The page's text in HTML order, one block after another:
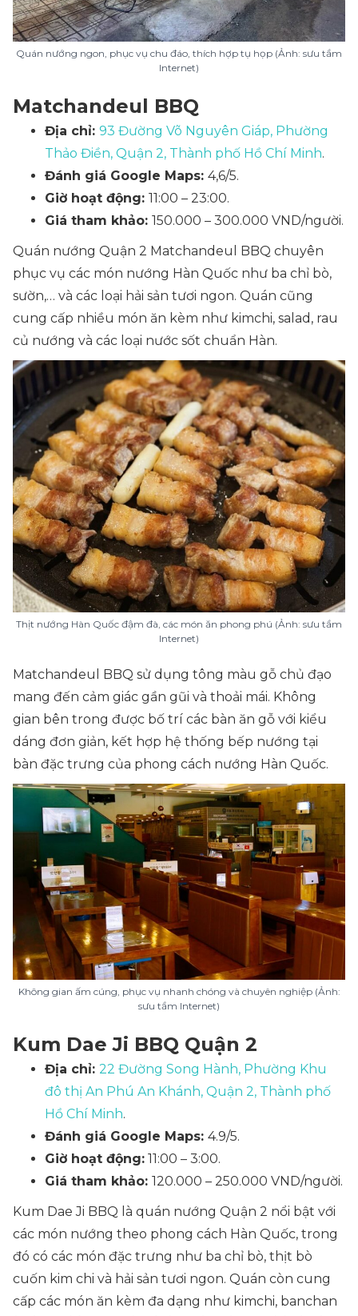
Quán nướng ngon, phục vụ chu đáo, thích hợp tụ họp (Ảnh: sưu tầm
Internet)
Matchandeul BBQ
Địa chỉ: 93 Đường Võ Nguyên Giáp, Phường
Thảo Điền, Quận 2, Thành phố Hồ Chí Minh.
Đánh giá Google Maps: 4,6/5.
Giờ hoạt động: 11:00 – 23:00.
Giá tham khảo: 150.000 – 300.000 VND/người.
Quán nướng Quận 2 Matchandeul BBQ chuyên
phục vụ các món nướng Hàn Quốc như ba chỉ bò,
sườn,… và các loại hải sản tươi ngon. Quán cũng
cung cấp nhiều món ăn kèm như kimchi, salad, rau
củ nướng và các loại nước sốt chuẩn Hàn.
Thịt nướng Hàn Quốc đậm đà, các món ăn phong phú (Ảnh: sưu tầm
Internet)
Matchandeul BBQ sử dụng tông màu gỗ chủ đạo
mang đến cảm giác gần gũi và thoải mái. Không
gian bên trong được bố trí các bàn ăn gỗ với kiểu
dáng đơn giản, kết hợp hệ thống bếp nướng tại
bàn đặc trưng của phong cách nướng Hàn Quốc.
Không gian ấm cúng, phục vụ nhanh chóng và chuyên nghiệp (Ảnh:
sưu tầm Internet)
Kum Dae Ji BBQ Quận 2
Địa chỉ: 22 Đường Song Hành, Phường Khu
đô thị An Phú An Khánh, Quận 2, Thành phố
Hồ Chí Minh.
Đánh giá Google Maps: 4.9/5.
Giờ hoạt động: 11:00 – 3:00.
Giá tham khảo: 120.000 – 250.000 VND/người.
Kum Dae Ji BBQ là quán nướng Quận 2 nổi bật với
các món nướng theo phong cách Hàn Quốc, trong
đó có các món đặc trưng như ba chỉ bò, thịt bò
cuốn kim chi và hải sản tươi ngon. Quán còn cung
cấp các món ăn kèm đa dạng như kimchi, banchan